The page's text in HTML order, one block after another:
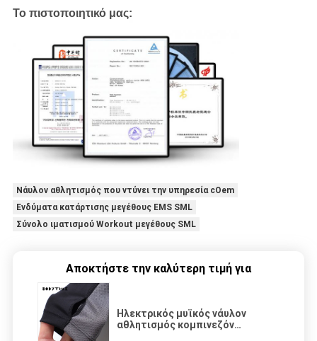
Το πιστοποιητικό μας:
Νάυλον αθλητισμός που ντύνει την υπηρεσία cOem
Ενδύματα κατάρτισης μεγέθους EMS SML
Σύνολο ιματισμού Workout μεγέθους SML
Αποκτήστε την καλύτερη τιμή για
Ηλεκτρικός μυϊκός νάυλον
αθλητισμός κομπινεζόν